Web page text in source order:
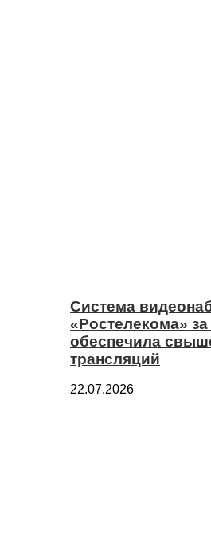
Система
«Ростелекома»
обеспечила
трансляций
22.07.2026